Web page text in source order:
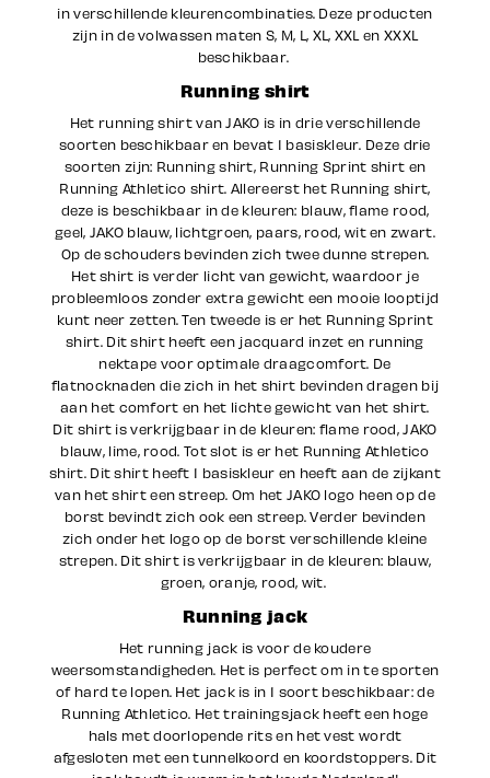
in verschillende kleurencombinaties. Deze producten
zijn in de volwassen maten S, M, L, XL, XXL en XXXL
beschikbaar.
Running shirt
Het running shirt van JAKO is in drie verschillende
soorten beschikbaar en bevat 1 basiskleur. Deze drie
soorten zijn: Running shirt, Running Sprint shirt en
Running Athletico shirt. Allereerst het Running shirt,
deze is beschikbaar in de kleuren: blauw, flame rood,
geel, JAKO blauw, lichtgroen, paars, rood, wit en zwart.
Op de schouders bevinden zich twee dunne strepen.
Het shirt is verder licht van gewicht, waardoor je
probleemloos zonder extra gewicht een mooie looptijd
kunt neer zetten. Ten tweede is er het Running Sprint
shirt. Dit shirt heeft een jacquard inzet en running
nektape voor optimale draagcomfort. De
flatnocknaden die zich in het shirt bevinden dragen bij
aan het comfort en het lichte gewicht van het shirt.
Dit shirt is verkrijgbaar in de kleuren: flame rood, JAKO
blauw, lime, rood. Tot slot is er het Running Athletico
shirt. Dit shirt heeft 1 basiskleur en heeft aan de zijkant
van het shirt een streep. Om het JAKO logo heen op de
borst bevindt zich ook een streep. Verder bevinden
zich onder het logo op de borst verschillende kleine
strepen. Dit shirt is verkrijgbaar in de kleuren: blauw,
groen, oranje, rood, wit.
Running jack
Het running jack is voor de koudere
weersomstandigheden. Het is perfect om in te sporten
of hard te lopen. Het jack is in 1 soort beschikbaar: de
Running Athletico. Het trainingsjack heeft een hoge
hals met doorlopende rits en het vest wordt
afgesloten met een tunnelkoord en koordstoppers. Dit